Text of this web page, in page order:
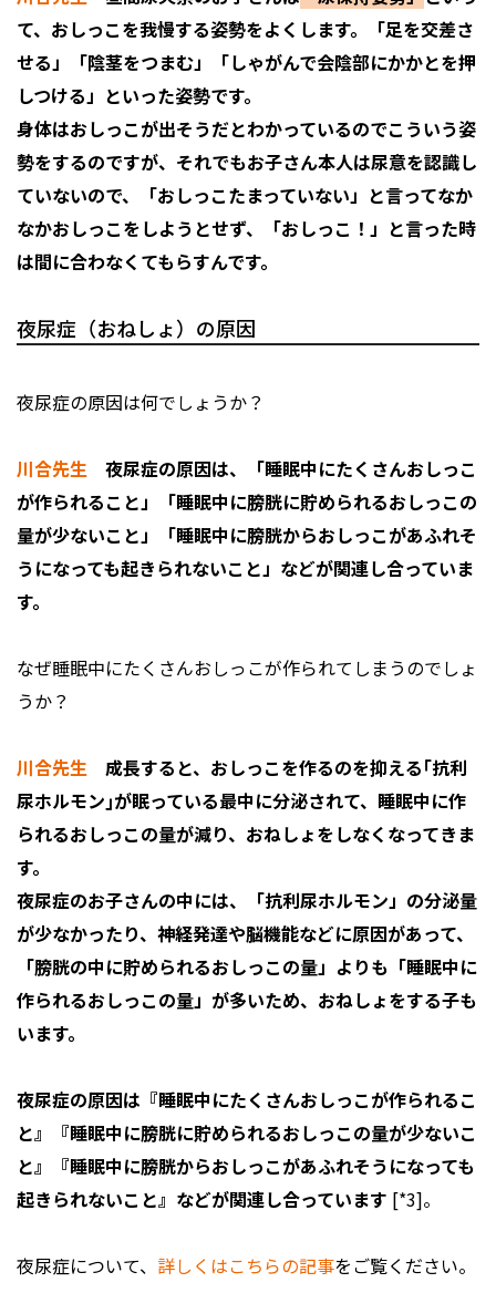
て、おしっこを我慢する姿勢をよくします。「足を交差さ
せる」「陰茎をつまむ」「しゃがんで会陰部にかかとを押
しつける」といった姿勢です。
身体はおしっこが出そうだとわかっているのでこういう姿
勢をするのですが、それでもお子さん本人は尿意を認識し
ていないので、「おしっこたまっていない」と言ってなか
なかおしっこをしようとせず、「おしっこ！」と言った時
は間に合わなくてもらすんです。
夜尿症（おねしょ）の原因
夜尿症の原因は何でしょうか？
川合先生 夜尿症の原因は、「睡眠中にたくさんおしっこ
が作られること」「睡眠中に膀胱に貯められるおしっこの
量が少ないこと」「睡眠中に膀胱からおしっこがあふれそ
うになっても起きられないこと」などが関連し合っていま
す。
なぜ睡眠中にたくさんおしっこが作られてしまうのでしょ
うか？
川合先生 成長すると、おしっこを作るのを抑える｢抗利
尿ホルモン｣が眠っている最中に分泌されて、睡眠中に作
られるおしっこの量が減り、おねしょをしなくなってきま
す。
夜尿症のお子さんの中には、「抗利尿ホルモン」の分泌量
が少なかったり、神経発達や脳機能などに原因があって、
「膀胱の中に貯められるおしっこの量」よりも「睡眠中に
作られるおしっこの量」が多いため、おねしょをする子も
います。
夜尿症の原因は『睡眠中にたくさんおしっこが作られるこ
と』『睡眠中に膀胱に貯められるおしっこの量が少ないこ
と』『睡眠中に膀胱からおしっこがあふれそうになっても
起きられないこと』などが関連し合っています [*3]。
夜尿症について、 詳しくはこちらの記事をご覧ください。